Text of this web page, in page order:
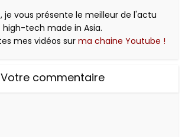
je vous présente le meilleur de l'actu
high-tech made in Asia.
mes vidéos surma chaine Youtube !
Votre commentaire